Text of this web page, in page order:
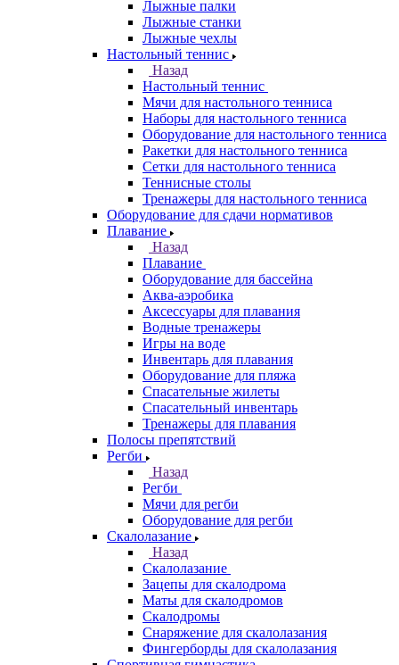
Лыжные палки
Лыжные станки
Лыжные чехлы
Настольный теннис
Назад
Настольный теннис
Мячи для настольного тенниса
Наборы для настольного тенниса
Оборудование для настольного тенниса
Ракетки для настольного тенниса
Сетки для настольного тенниса
Теннисные столы
Тренажеры для настольного тенниса
Оборудование для сдачи нормативов
Плавание
Назад
Плавание
Оборудование для бассейна
Аква-аэробика
Аксессуары для плавания
Водные тренажеры
Игры на воде
Инвентарь для плавания
Оборудование для пляжа
Спасательные жилеты
Спасательный инвентарь
Тренажеры для плавания
Полосы препятствий
Регби
Назад
Регби
Мячи для регби
Оборудование для регби
Скалолазание
Назад
Скалолазание
Зацепы для скалодрома
Маты для скалодромов
Скалодромы
Снаряжение для скалолазания
Фингерборды для скалолазания